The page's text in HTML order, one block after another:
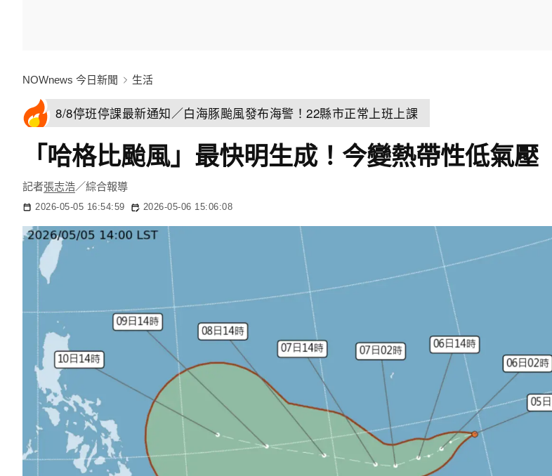
NOWnews 今日新聞 生活
8/8停班停課最新通知／白海豚颱風發布海警！22縣市正常上班上課
「哈格比颱風」最快明生成！今變熱帶性低氣
記者張志浩／綜合報導
2026-05-05 16:54:59 2026-05-06 15:06:08